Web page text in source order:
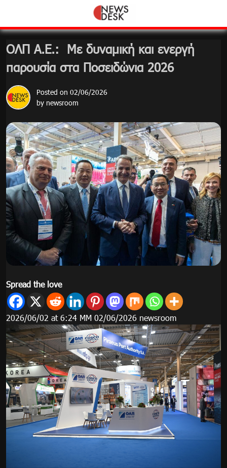
content
ΟΛΠ Α.Ε.: Με δυναμική και ενεργή
παρουσία στα Ποσειδώνια 2026
Posted on 02/06/2026
by newsroom
Spread the love
2026/06/02 at 6:24 ΜΜ 02/06/2026 newsroom